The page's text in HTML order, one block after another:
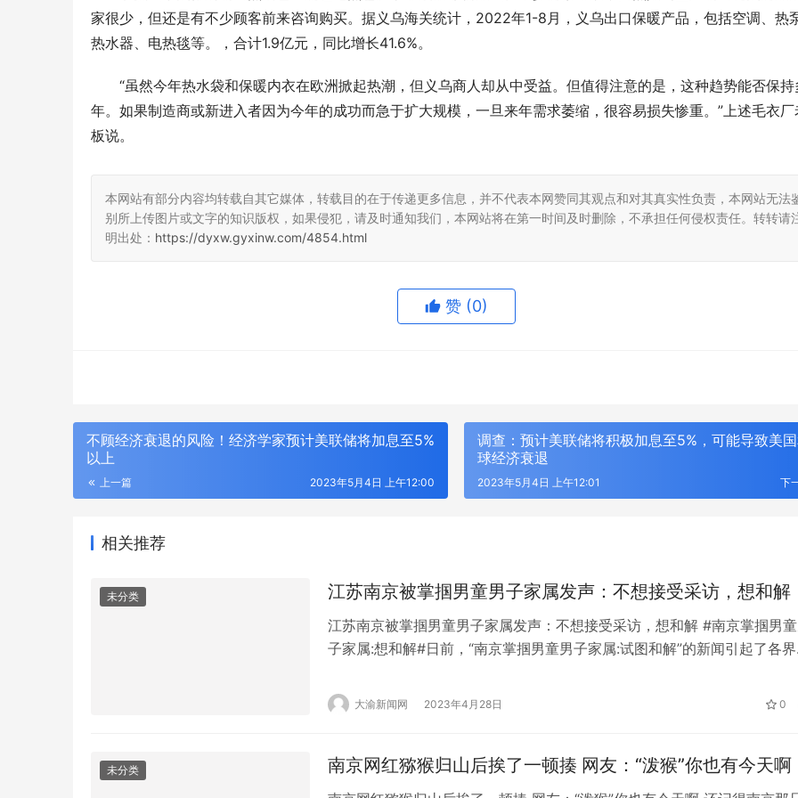
家很少，但还是有不少顾客前来咨询购买。据义乌海关统计，2022年1-8月，义乌出口保暖产品，包括空调、热泵
热水器、电热毯等。，合计1.9亿元，同比增长41.6%。
“虽然今年热水袋和保暖内衣在欧洲掀起热潮，但义乌商人却从中受益。但值得注意的是，这种趋势能否保持
年。如果制造商或新进入者因为今年的成功而急于扩大规模，一旦来年需求萎缩，很容易损失惨重。”上述毛衣厂
板说。
本网站有部分内容均转载自其它媒体，转载目的在于传递更多信息，并不代表本网赞同其观点和对其真实性负责，本网站无法
别所上传图片或文字的知识版权，如果侵犯，请及时通知我们，本网站将在第一时间及时删除，不承担任何侵权责任。转转请
明出处： https://dyxw.gyxinw.com/4854.html
赞 (0)
不顾经济衰退的风险！经济学家预计美联储将加息至5%
以上
上一篇 2023年5月4日 上午12:00
调查：预计美联储将积极加息至5%，可能导致美
球经济衰退
下
2023年5月4日 上午12:01
相关推荐
未分类 江苏南京被掌掴男童男子家属发声：不想接受采访，想和解
江苏南京被掌掴男童男子家属发声：不想接受采访，想和解 #南京掌掴男
子家属:想和解#日前，“南京掌掴男童男子家属:试图和解”的新闻引起了各界
子耳光推倒老人”一事，南京警方发布了警示通报。 南京掌掴男童男子家属:
大渝新闻网 2023年4月28日 0
未分类 南京网红猕猴归山后挨了一顿揍 网友：“泼猴”你也有今天啊